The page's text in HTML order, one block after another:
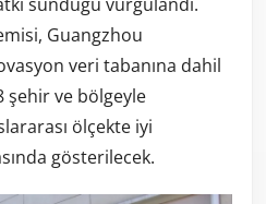
Guangzhou
veri tabanına dahil
şehir ve bölgeyle
ölçekte iyi
gösterilecek.